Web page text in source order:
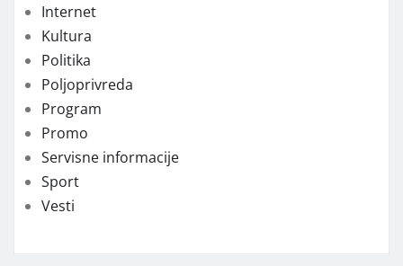
Internet
Kultura
Politika
Poljoprivreda
Program
Promo
Servisne informacije
Sport
Vesti